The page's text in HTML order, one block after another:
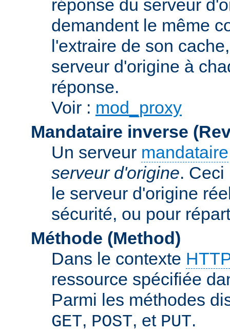
réponse du serveur
demandent le même
l'extraire de son
serveur d'origine à
réponse.
Voir : mod_proxy
Mandataire inverse
Un serveur mandataire
serveur d'origine.
le serveur d'origine
sécurité, ou pour
Méthode (Method)
Dans le contexte HTTP
ressource spécifiée
Parmi les méthodes
GET, POST, et PUT.